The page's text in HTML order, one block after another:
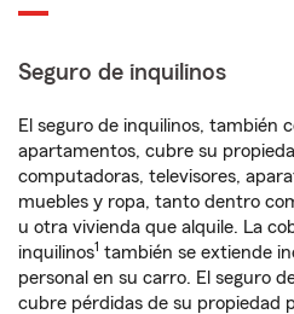
Seguro de inquilinos
El seguro de inquilinos, también
apartamentos, cubre su
computadoras, televisores,
muebles y ropa, tanto dentro
u otra vivienda que alquile. La
inquilinos1 también se extiende
personal en su carro. El seguro
cubre pérdidas de su propiedad